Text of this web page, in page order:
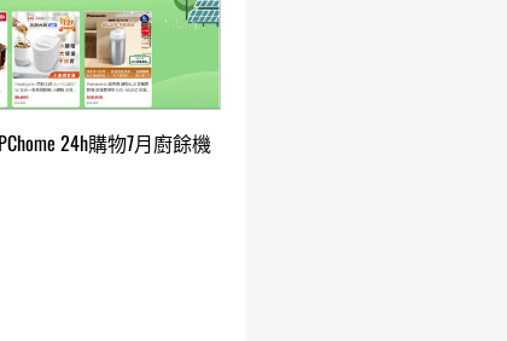
24h購物7月廚餘機